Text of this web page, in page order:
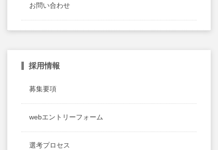
お問い合わせ
採用情報
募集要項
webエントリーフォーム
選考プロセス